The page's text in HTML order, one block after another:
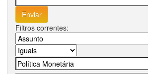
Filtros correntes: